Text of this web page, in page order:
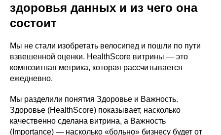
здоровья данных и из чего она
состоит
Мы не стали изобретать велосипед и пошли по пути
взвешенной оценки. HealthScore витрины — это
композитная метрика, которая рассчитывается
ежедневно.
Мы разделили понятия Здоровье и Важность.
Здоровье (HealthScore) показывает, насколько
качественно сделана витрина, а Важность
(Importance) — насколько «больно» бизнесу будет от